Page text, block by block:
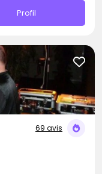
Profil
69 avis